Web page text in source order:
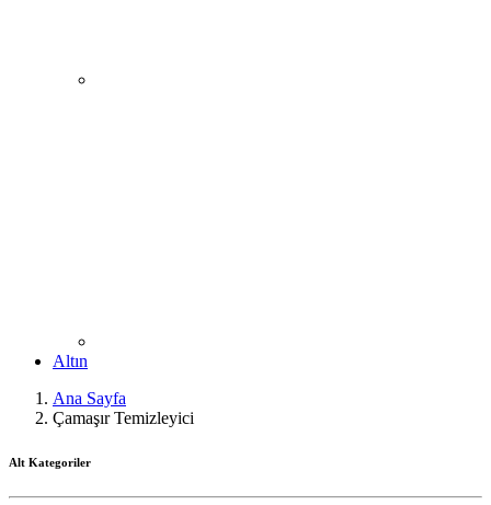
Altın
Ana Sayfa
Çamaşır Temizleyici
Alt Kategoriler